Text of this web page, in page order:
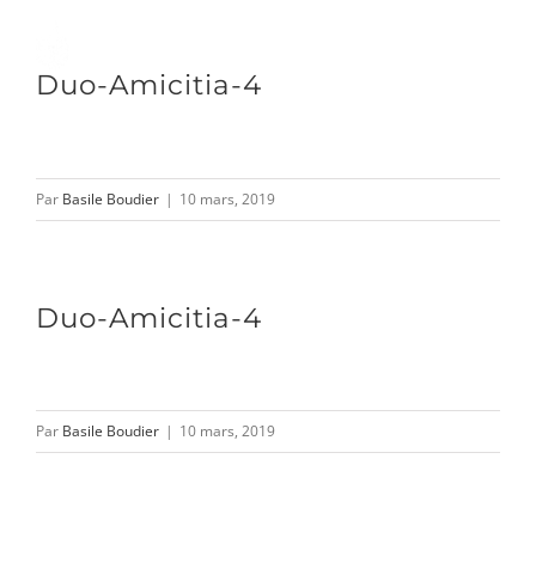
contenu
L’ASSOCIATION
Duo-Amicitia-4
Par Basile Boudier | 10 mars, 2019
Duo-Amicitia-4
Par Basile Boudier | 10 mars, 2019